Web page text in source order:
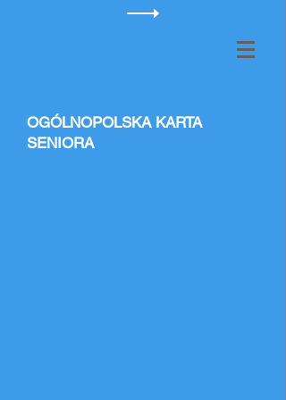
OGÓLNOPOLSKA KARTA
SENIORA